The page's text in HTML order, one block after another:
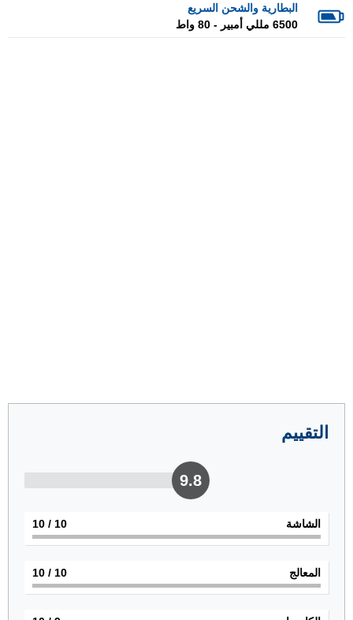
البطارية والشحن السريع
6500 مللي أمبير - 80 واط
التقييم
9.8
الشاشة 10
/ 10
المعالج 10
/ 10